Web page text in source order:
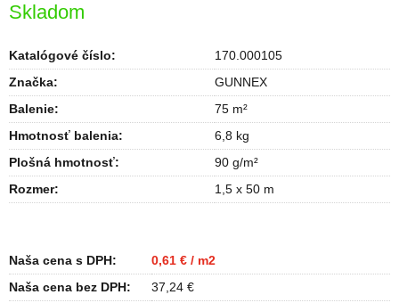
Skladom
Katalógové číslo:
170.000105
Značka:
GUNNEX
Balenie:
75 m²
Hmotnosť balenia:
6,8 kg
Plošná hmotnosť:
90 g/m²
Rozmer: 1,5 x 50 m
Naša cena s DPH:
0,61 € / m2
Naša cena bez DPH:
37,24 €